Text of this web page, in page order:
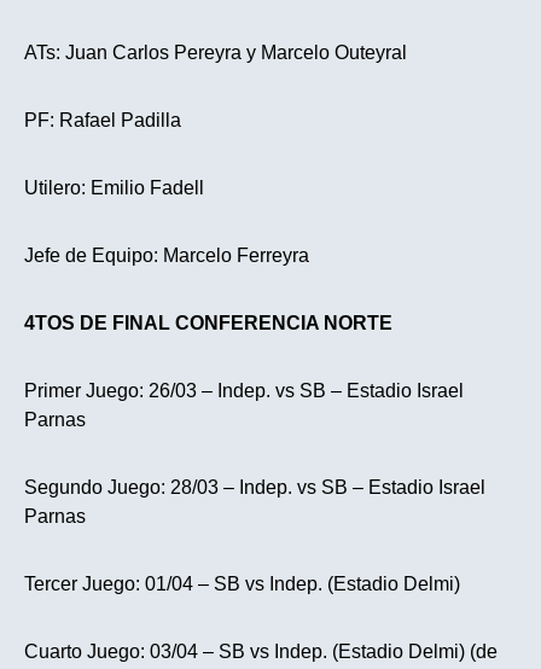
ATs: Juan Carlos Pereyra y Marcelo Outeyral
PF: Rafael Padilla
Utilero: Emilio Fadell
Jefe de Equipo: Marcelo Ferreyra
4TOS DE FINAL CONFERENCIA NORTE
Primer Juego: 26/03 – Indep. vs SB – Estadio Israel
Parnas
Segundo Juego: 28/03 – Indep. vs SB – Estadio Israel
Parnas
Tercer Juego: 01/04 – SB vs Indep. (Estadio Delmi)
Cuarto Juego: 03/04 – SB vs Indep. (Estadio Delmi) (de